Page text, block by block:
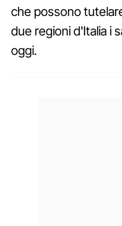
che possono
due regioni d'Italia i
oggi.